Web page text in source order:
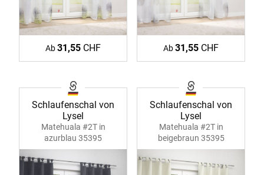
Ab31,55 CHF Ab31,55 CHF
Schlaufenschal von
Lysel
Matehuala #2T in
azurblau 35395
Schlaufenschal von
Lysel
Matehuala #2T in
beigebraun 35395